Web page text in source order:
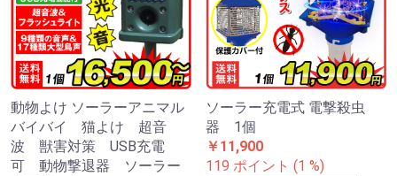
動物よけ ソーラーアニマル
バイバイ 猫よけ 超音
波 獣害対策 USB充電
可 動物撃退器 ソーラー
ソーラー充電式 電撃殺虫
器 1個
￥11,900
119 ポイント (1 %)